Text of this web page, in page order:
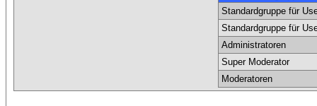
Standardgruppe für
Standardgruppe für
Administratoren
Super Moderator
Moderatoren